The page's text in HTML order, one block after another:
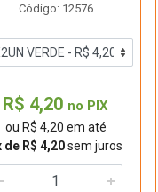
Código: 12576
R$ 4,20 no PIX
ou R$ 4,20 em até
de R$ 4,20sem juros